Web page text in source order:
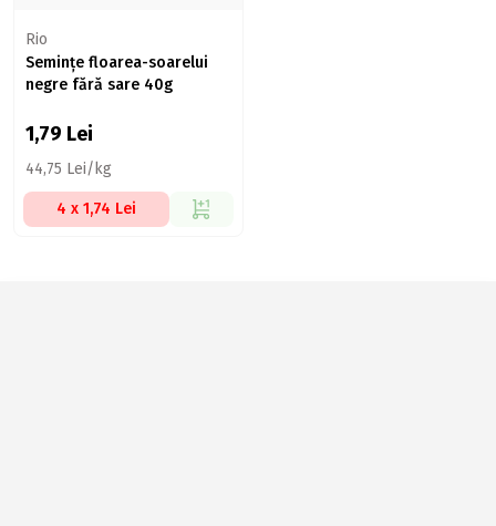
Rio
Semințe floarea-soarelui
negre fără sare 40g
1,79 Lei
44,75 Lei/kg
4 x 1,74 Lei